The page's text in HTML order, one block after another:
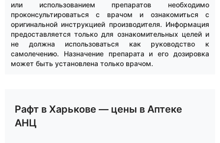
или использованием препаратов необходимо
проконсультироваться с врачом и ознакомиться с
оригинальной инструкцией производителя. Информация
предоставляется только для ознакомительных целей и
не должна использоваться как руководство к
самолечению. Назначение препарата и его дозировка
может быть установлена только врачом.
Рафт в Харькове — цены в Аптеке
АНЦ